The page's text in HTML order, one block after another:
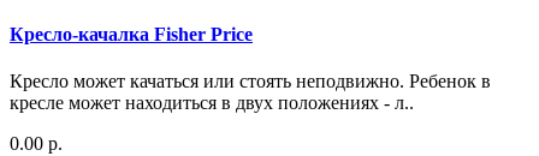
Кресло-качалка Fisher Price
Кресло может качаться или стоять неподвижно. Ребенок в
кресле может находиться в двух положениях - л..
0.00 р.